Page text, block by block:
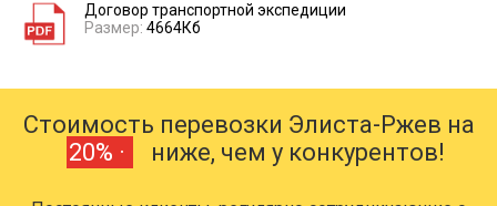
Договор транспортной экспедиции
Размер: 4664Кб
Стоимость перевозки Элиста-Ржев на
20% ·
ниже, чем у конкурентов!